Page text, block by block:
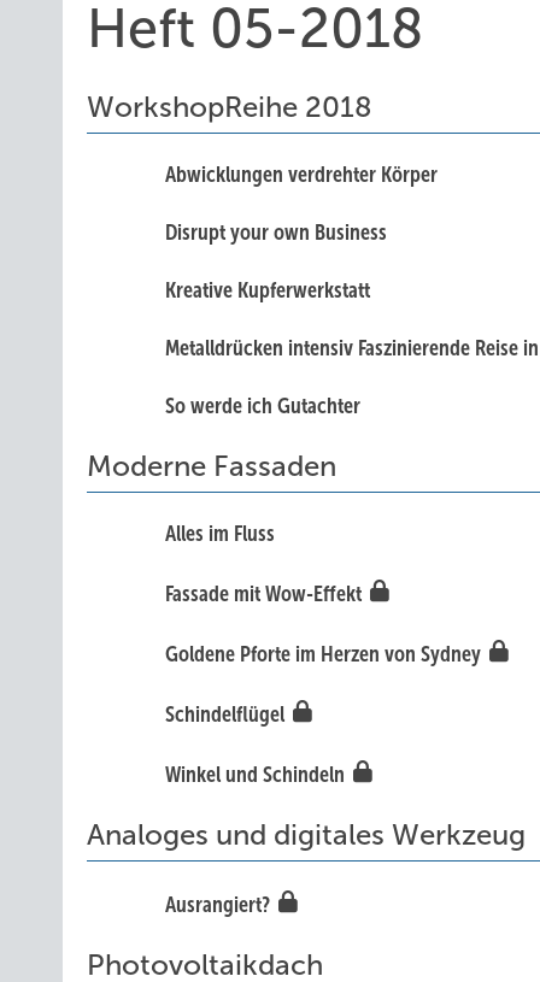
Heft 05-2018
WorkshopReihe 2018
Abwicklungen verdrehter Körper
Disrupt your own Business
Kreative Kupferwerkstatt
Metalldrücken intensiv Faszinierende Reise
So werde ich Gutachter
Moderne Fassaden
Alles im Fluss
Fassade mit Wow-Effekt
Goldene Pforte im Herzen von Sydney
Schindelflügel
Winkel und Schindeln
Analoges und digitales Werkzeug
Ausrangiert?
Photovoltaikdach